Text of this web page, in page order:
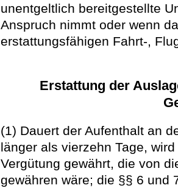
unentgeltlich bereitgestellte
Anspruch nimmt oder wenn
erstattungsfähigen Fahrt-,
Erstattung der
(1) Dauert der Aufenthalt an
länger als vierzehn Tage,
Vergütung gewährt, die von
gewähren wäre; die §§ 6 und